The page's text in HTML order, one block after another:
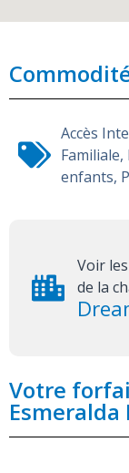
Accès
Familiale,
enfants,
Voir
de la
Votre
Esmeralda